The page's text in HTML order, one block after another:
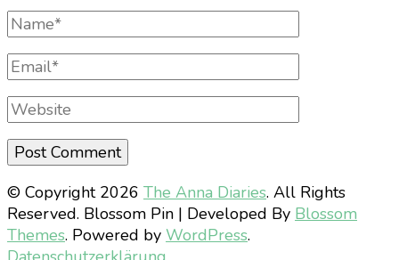
Full
Name
Email
Website
© Copyright 2026 The Anna Diaries. All Rights
Reserved. Blossom Pin | Developed By Blossom
Themes. Powered by WordPress.